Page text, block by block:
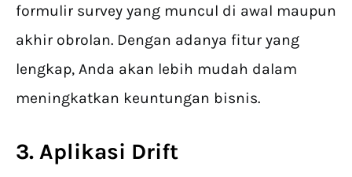
formulir survey yang muncul di awal maupun
akhir obrolan. Dengan adanya fitur yang
lengkap, Anda akan lebih mudah dalam
meningkatkan keuntungan bisnis.
3. Aplikasi Drift